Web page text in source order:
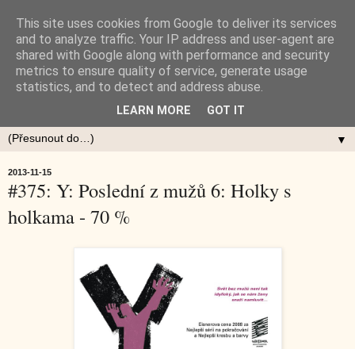
▼
2013-11-15
#375: Y: Poslední z mužů 6: Holky s
holkama - 70 %
This site uses cookies from Google to deliver its services
and to analyze traffic. Your IP address and user-agent are
shared with Google along with performance and security
metrics to ensure quality of service, generate usage
statistics, and to detect and address abuse.
LEARN MORE GOT IT